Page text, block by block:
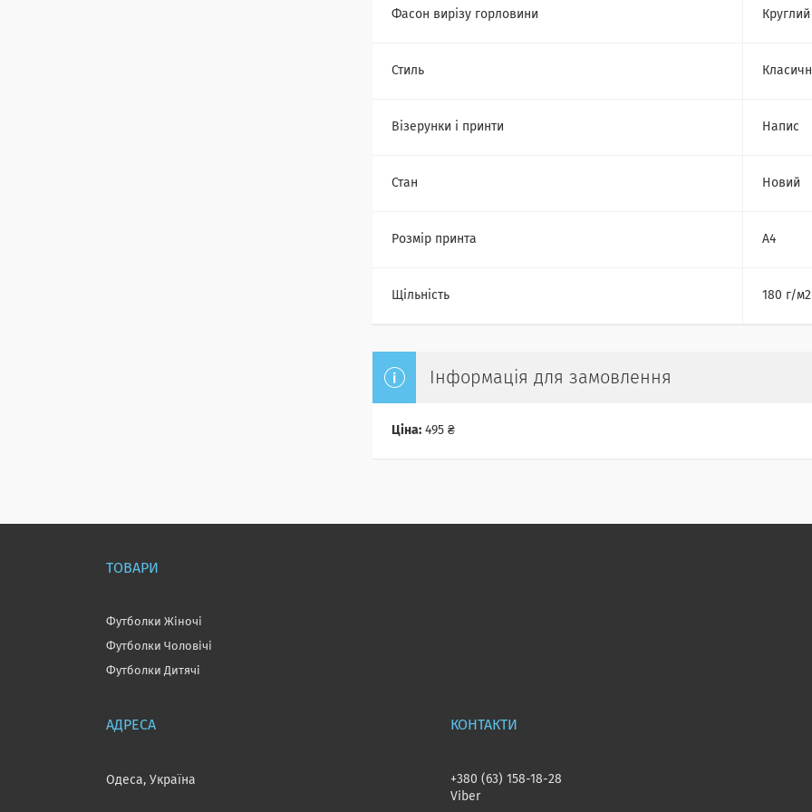
Фасон вирізу горловини Круглий
Стиль
Візерунки і принти Напис
Стан Новий
Розмір принта А4
Щільність 180 г/м2
Інформація для замовлення
Ціна: 495 ₴
ТОВАРИ
Футболки Жіночі
Футболки Чоловічі
Футболки Дитячі
Одеса, Україна
+380 (63) 158-18-28
Viber